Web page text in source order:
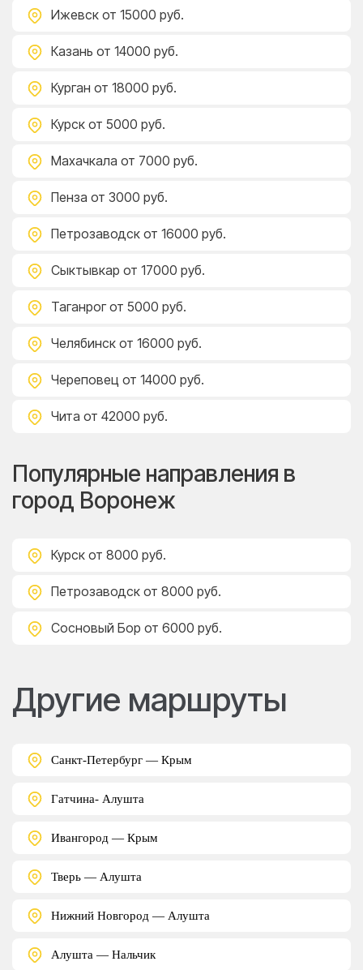
Ижевск от 15000 руб.
Казань от 14000 руб.
Курган от 18000 руб.
Курск от 5000 руб.
Махачкала от 7000 руб.
Пенза от 3000 руб.
Петрозаводск от 16000 руб.
Сыктывкар от 17000 руб.
Таганрог от 5000 руб.
Челябинск от 16000 руб.
Череповец от 14000 руб.
Чита от 42000 руб.
Популярные направления в
город Воронеж
Курск от 8000 руб.
Петрозаводск от 8000 руб.
Сосновый Бор от 6000 руб.
Другие маршруты
Санкт-Петербург — Крым
Гатчина- Алушта
Ивангород — Крым
Тверь — Алушта
Нижний Новгород — Алушта
Алушта — Нальчик